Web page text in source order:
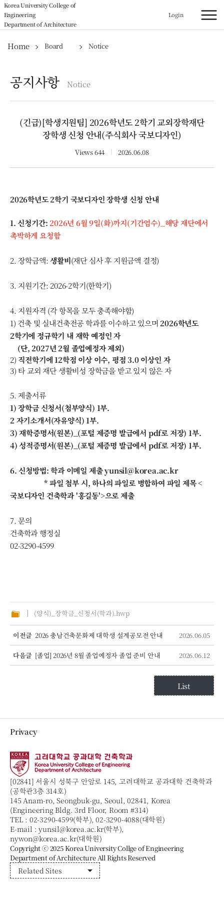
Korea University College of
Engineering
Department of Architecture
Login
Home Board Notice
공지사항 Notice
(긴급)[학생지원팀] 2026학년도 2학기 교외장학재단
장학생 신청 안내(주식회사 국보디자인)
Views 644 2026.06.08
2026학년도 2학기 국보디자인 장학생 신청 안내
1. 신청기간: 2026년 6월 9일(화)까지(기간엄수)_해당 재단에서
촉박하게 요청함
2. 장학금액:생활비(재단 심사 후 지원금액 결정)
3. 지원기간: 2026-2학기(한학기)
4. 지원자격 (각 항목을 모두 충족해야함)
1) 건축 및 실내건축전공 학과를 이수하고 있으며 2026학년도
2학기에 정규학기 내 재학 예정인 자
(단, 2027년 2월 졸업예정자 제외)
2) 직전학기에 12학점 이상 이수, 평점 3.0 이상인 자
3) 타 교외 재단 생활비성 장학금을 받고 있지 않은 자
5. 제출서류
1) 장학금 신청서(첨부양식) 1부.
2 자기소개서(자유양식) 1부.
3) 재학증명서(원본)_(포털 제증명 발급에서 pdf로 저장) 1부.
4) 성적증명서(원본)_(포털 제증명 발급에서 pdf로 저장) 1부.
6. 신청방법: 학과 이메일 제출 yunsil@korea.ac.kr
* 파일 첨부 시, 하나의 파일로 병합하여 파일 제목 <
국보디자인 건축학과 '홍길동'>으로 제출
7. 문의
건축학과 행정실
02-3290-4599
(양식)_장학금_신청서(학과).hwp
이전글 2026 충남건축문화제 대학생 설계공모전 안내 2026.06.05
다음글 [졸업] 2026년 8월 졸업예정자 졸업 준비 안내 2026.06.12
List
Privacy
[02841] 서울시 성북구 안암로 145, 고려대학교 공과대학 건축학과
(공학관3층 314호)
145 Anam-ro, Seongbuk-gu, Seoul, 02841, Korea
(Engineering Bldg. 3rd Floor, Room #314)
TEL : 02-3290-4599(학부), 02-3290-4088(대학원)
E-mail : yunsil@korea.ac.kr(학부),
nywon@korea.ac.kr(대학원)
Copyright ⓒ 2025 Korea University Collge of Engineering
Department of Architecture All Rights Reserved
Related Sites arrow_drop_down